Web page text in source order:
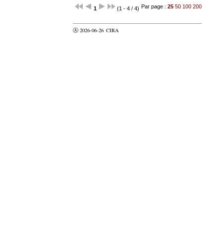
1 (1 - 4 / 4) Par page : 25 50 100 200
Ⓐ 2026-06-26 CIRA